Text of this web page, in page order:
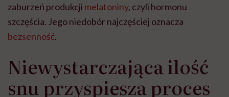
zaburzeń produkcji melatoniny, czyli hormonu
szczęścia. Jego niedobór najczęściej oznacza
bezsenność.
Niewystarczająca ilość
snu przyspiesza proces